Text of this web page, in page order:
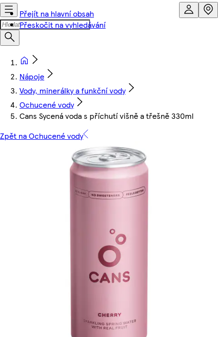
Přejít na hlavní obsah
Přeskočit na vyhledávání
Nápoje
Vody, minerálky a funkční vody
Ochucené vody
Cans Sycená voda s příchutí višně a třešně 330ml
Zpět na Ochucené vody